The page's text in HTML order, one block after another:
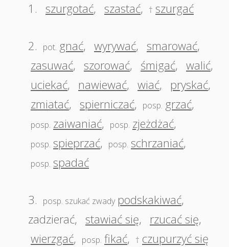
1.
szurgotać, szastać, † szurgać
2. pot. gnać, wyrywać, smarować,
zasuwać, szorować, śmigać, walić,
uciekać, nawiewać, wiać, pryskać,
zmiatać, spierniczać, posp. grzać,
posp. zaiwaniać, posp. zjeżdżać,
posp. spieprzać, posp. schrzaniać,
posp. spadać
3. posp. szukać zwady podskakiwać,
zadzierać, stawiać się, rzucać się,
wierzgać, posp. fikać, † czupurzyć się